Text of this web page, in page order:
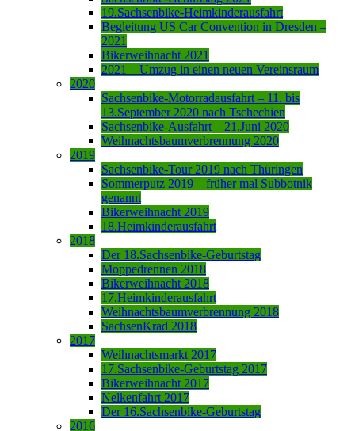
19.Sachsenbike-Heimkinderausfahrt
Begleitung US Car Convention in Dresden –
2021
Bikerweihnacht 2021
2021 – Umzug in einen neuen Vereinsraum
2020
Sachsenbike-Motorradausfahrt – 11. bis
13.September 2020 nach Tschechien
Sachsenbike-Ausfahrt – 21.Juni 2020
Weihnachtsbaumverbrennung 2020
2019
Sachsenbike-Tour 2019 nach Thüringen
Sommerputz 2019 – früher mal Subbotnik
genannt
Bikerweihnacht 2019
18.Heimkinderausfahrt
2018
Der 18.Sachsenbike-Geburtstag
Moppedrennen 2018
Bikerweihnacht 2018
17.Heimkinderausfahrt
Weihnachtsbaumverbrennung 2018
SachsenKrad 2018
2017
Weihnachtsmarkt 2017
17.Sachsenbike-Geburtstag 2017
Bikerweihnacht 2017
Nelkenfahrt 2017
Der 16.Sachsenbike-Geburtstag
2016